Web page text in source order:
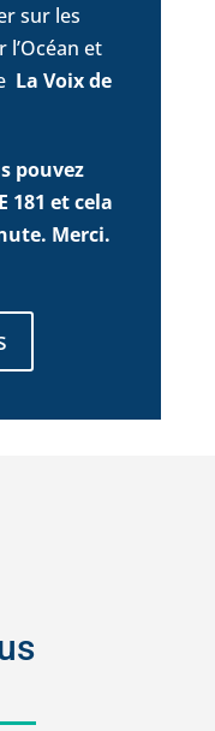
sur les
et
La Voix de
pouvez
181 et cela
Merci.